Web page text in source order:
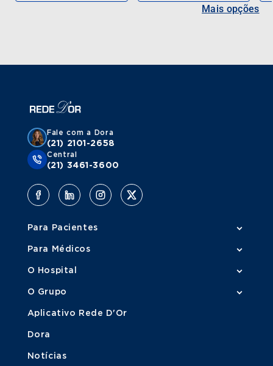
Mais opções
Fale com a Dora
(21) 2101-2658
Central
(21) 3461-3600
Para Pacientes
Para Médicos
O Hospital
O Grupo
Aplicativo Rede D'Or
Dora
Notícias